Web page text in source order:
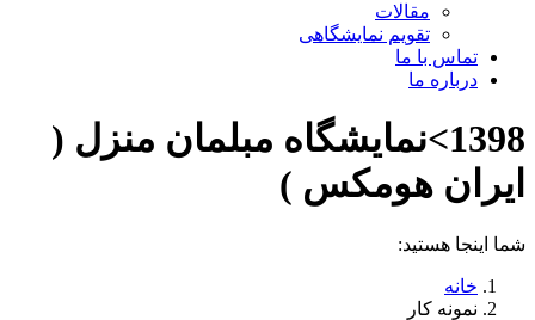
مقالات
تقویم نمایشگاهی
تماس با ما
درباره ما
1398>نمایشگاه مبلمان منزل (
ایران هومکس )
شما اینجا هستید:
خانه
نمونه کار